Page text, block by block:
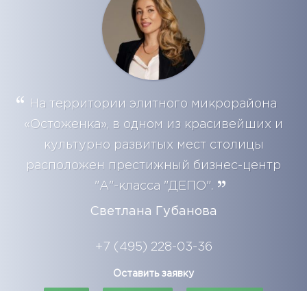
На территории элитного микрорайона
«Остоженка», в одном из красивейших и
культурно развитых мест столицы
расположен престижный бизнес-центр
"A"-класса "ДЕПО".
Светлана Губанова
+7 (495) 228-03-36
Оставить заявку